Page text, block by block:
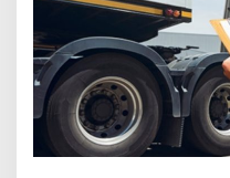
K
R
J
a
n
g
a